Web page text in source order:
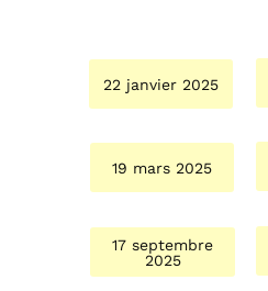
22 janvier 2025
19 mars 2025
17 septembre
2025